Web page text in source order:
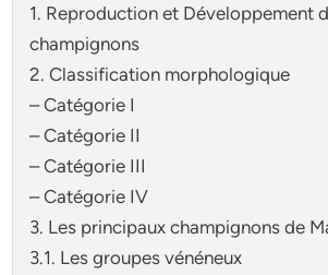
1. Reproduction et Développement
champignons
2. Classification morphologique
– Catégorie I
– Catégorie II
– Catégorie III
– Catégorie IV
3. Les principaux champignons de
3.1. Les groupes vénéneux